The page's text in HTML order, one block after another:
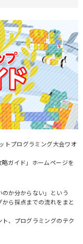
トプログラミング大会ワオ
ガイド」ホームページを
か分からない」という
ら採点までの流れをまと
、プログラミングのテク